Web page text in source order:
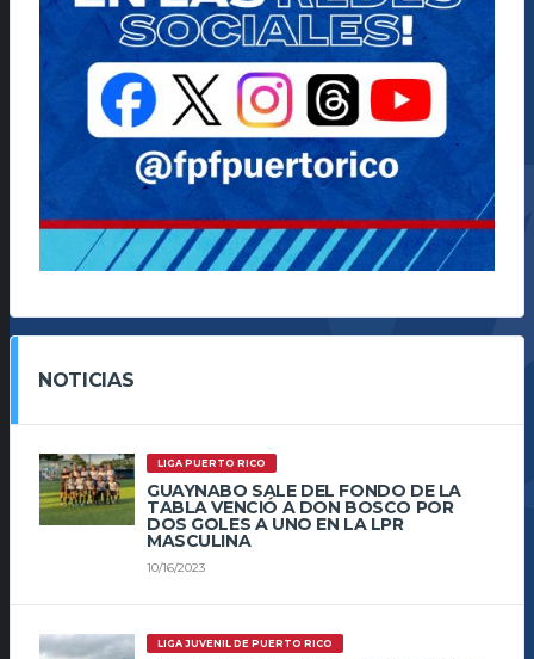
NOTICIAS
LIGA PUERTO RICO
GUAYNABO SALE DEL FONDO DE LA
TABLA VENCIÓ A DON BOSCO POR
DOS GOLES A UNO EN LA LPR
MASCULINA
10/16/2023
LIGA JUVENIL DE PUERTO RICO